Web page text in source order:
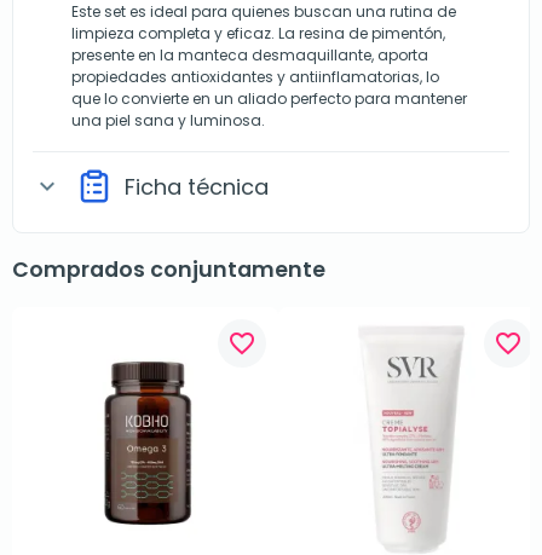
Este set es ideal para quienes buscan una rutina de
limpieza completa y eficaz. La resina de pimentón,
presente en la manteca desmaquillante, aporta
propiedades antioxidantes y antiinflamatorias, lo
que lo convierte en un aliado perfecto para mantener
una piel sana y luminosa.
expand_more Ficha técnica
Comprados conjuntamente
favorite_border favorite_border